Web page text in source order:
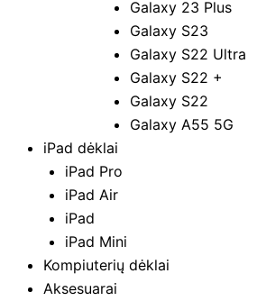
Galaxy 23 Plus
Galaxy S23
Galaxy S22 Ultra
Galaxy S22 +
Galaxy S22
Galaxy A55 5G
iPad dėklai
iPad Pro
iPad Air
iPad
iPad Mini
Kompiuterių dėklai
Aksesuarai